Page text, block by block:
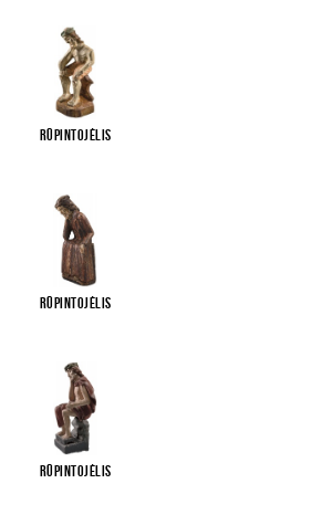
Rūpintojėlis
Rūpintojėlis
Rūpintojėlis